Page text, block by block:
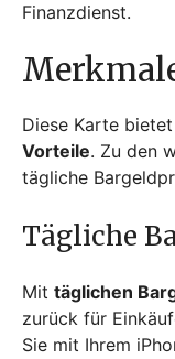
Finanzdienst.
Diese Karte
Vorteile. Zu den
tägliche
Tägliche
Mit täglichen
zurück für
Sie mit Ihrem